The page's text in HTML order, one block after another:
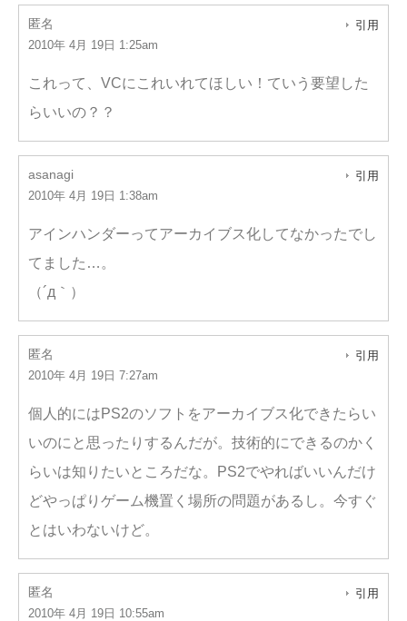
匿名
2010年 4月 19日 1:25am
引用
これって、VCにこれいれてほしい！ていう要望した
らいいの？？
asanagi
2010年 4月 19日 1:38am
引用
アインハンダーってアーカイブス化してなかったでし
てました…。
（´д｀）
匿名
2010年 4月 19日 7:27am
引用
個人的にはPS2のソフトをアーカイブス化できたらい
いのにと思ったりするんだが。技術的にできるのかく
らいは知りたいところだな。PS2でやればいいんだけ
どやっぱりゲーム機置く場所の問題があるし。今すぐ
とはいわないけど。
匿名
2010年 4月 19日 10:55am
引用